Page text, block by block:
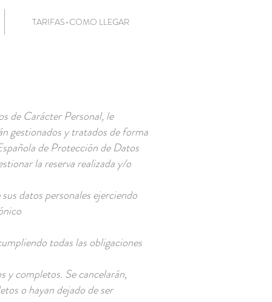
TARIFAS-COMO LLEGAR
de Carácter Personal, le
gestionados y tratados de forma
de Protección de Datos
la reserva realizada y/o
datos personales ejerciendo
todas las obligaciones
y completos. Se cancelarán,
o hayan dejado de ser